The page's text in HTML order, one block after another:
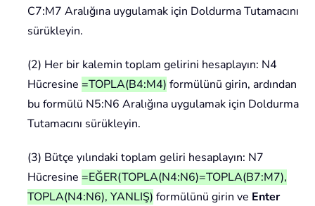
C7:M7 Aralığına uygulamak için Doldurma Tutamacını
sürükleyin.
(2) Her bir kalemin toplam gelirini hesaplayın: N4
Hücresine =TOPLA(B4:M4) formülünü girin, ardından
bu formülü N5:N6 Aralığına uygulamak için Doldurma
Tutamacını sürükleyin.
(3) Bütçe yılındaki toplam geliri hesaplayın: N7
Hücresine =EĞER(TOPLA(N4:N6)=TOPLA(B7:M7),
TOPLA(N4:N6), YANLIŞ) formülünü girin ve Enter